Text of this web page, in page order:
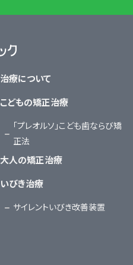
治療について
こどもの矯正治療
「プレオルソ」こども歯ならび矯
正法
大人の矯正治療
いびき治療
サイレントいびき改善装置